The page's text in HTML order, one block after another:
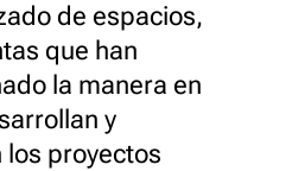
de espacios,
que han
la manera en
y
los proyectos